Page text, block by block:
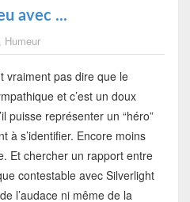
avec ...
, Humeur
vraiment pas dire que le
et c’est un doux
puisse représenter un “héro”
à s’identifier. Encore moins
Et chercher un rapport entre
contestable avec Silverlight
l’audace ni même de la